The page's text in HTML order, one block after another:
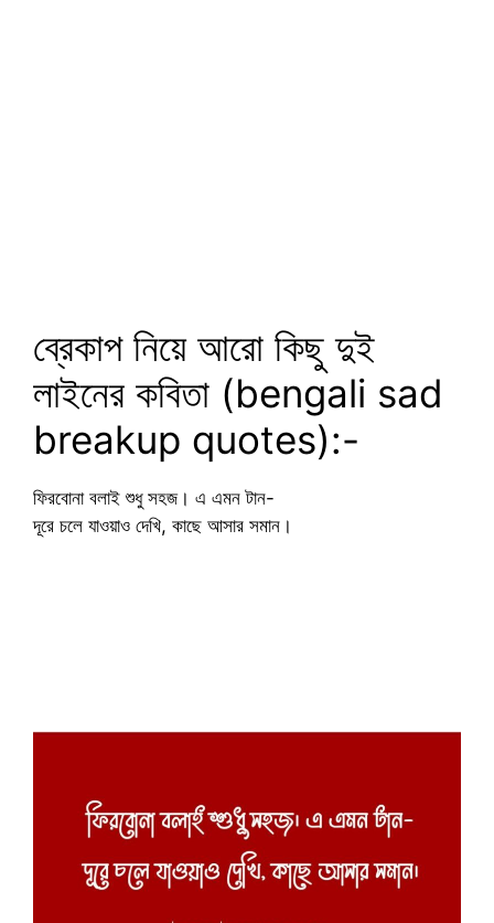
ব্রেকাপ নিয়ে আরো কিছু দুই
লাইনের কবিতা (bengali sad
breakup quotes):-
ফিরবোনা বলাই শুধু সহজ। এ এমন টান-
দূরে চলে যাওয়াও দেখি, কাছে আসার সমান।